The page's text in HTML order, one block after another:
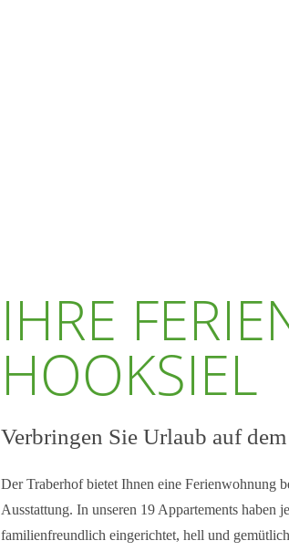
IHRE
HOOKSIEL
Verbringen Sie Urlaub auf
Der Traberhof bietet Ihnen eine Ferienwohnung
Ausstattung. In unseren 19 Appartements haben
familienfreundlich eingerichtet, hell und